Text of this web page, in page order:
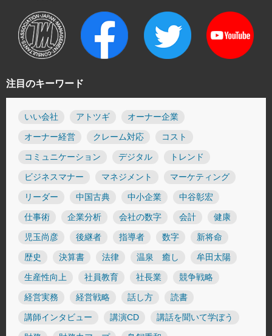
注目のキーワード
いい会社 アトツギ オーナー企業
オーナー経営 クレーム対応 コスト
コミュニケーション デジタル トレンド
ビジネスマナー マネジメント マーケティング
リーダー 中国古典 中小企業 中谷彰宏
仕事術 企業分析 会社の数字 会計 健康
児玉尚彦 後継者 指導者 数字 新将命
歴史 決算書 法律 温泉 癒し 牟田太陽
生産性向上 社員教育 社長業 競争戦略
経営実務 経営戦略 話し方 読書
講師インタビュー 講演CD 講話を聞いて学ぼう